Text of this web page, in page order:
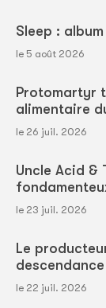
Sleep :
le 5 août 2026
Protomartyr
alimentaire
le 26 juil. 2026
Uncle Acid &
le 23 juil. 2026
Le
le 22 juil. 2026